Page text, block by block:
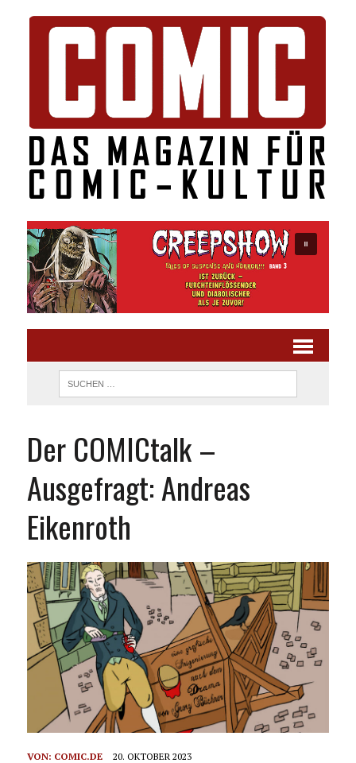
Der COMICtalk –
Ausgefragt: Andreas
Eikenroth
VON: COMIC.DE 20. OKTOBER 2023